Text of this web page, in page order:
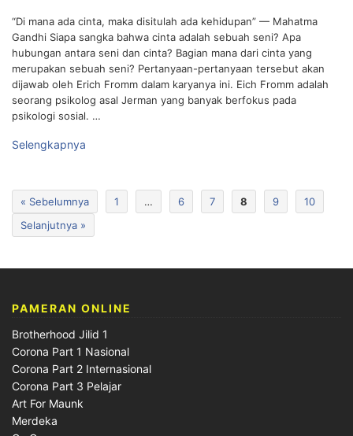
“Di mana ada cinta, maka disitulah ada kehidupan” — Mahatma
Gandhi Siapa sangka bahwa cinta adalah sebuah seni? Apa
hubungan antara seni dan cinta? Bagian mana dari cinta yang
merupakan sebuah seni? Pertanyaan-pertanyaan tersebut akan
dijawab oleh Erich Fromm dalam karyanya ini. Eich Fromm adalah
seorang psikolog asal Jerman yang banyak berfokus pada
psikologi sosial. …
Selengkapnya
« Sebelumnya 1 … 6 7 8 9
10
Selanjutnya »
PAMERAN ONLINE
Brotherhood Jilid 1
Corona Part 1 Nasional
Corona Part 2 Internasional
Corona Part 3 Pelajar
Art For Maunk
Merdeka